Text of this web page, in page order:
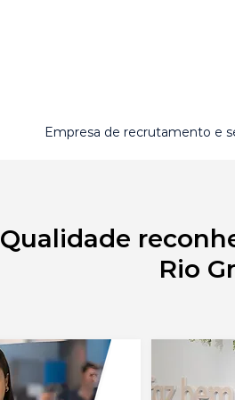
Empresa de recrutamento e
Qualidade
Rio